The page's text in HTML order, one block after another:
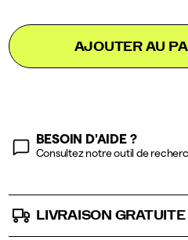
rituals,
style
objects
Product
Actions
Add
to
cart
false
AJOUTER AU
BESOIN D'AIDE ?
Consultez notre outil de
LIVRAISON GRATUITE